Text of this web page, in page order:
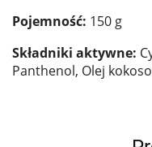
Pojemność: 150 g
Składniki aktywne:
Panthenol, Olej